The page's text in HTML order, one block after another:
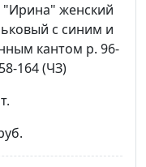
"Ирина" женский
с синим и
кантом р. 96-
164 (ЧЗ)